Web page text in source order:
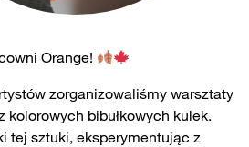
Orange!
zorganizowaliśmy warsztaty
kolorowych bibułkowych kulek.
tej sztuki, eksperymentując z